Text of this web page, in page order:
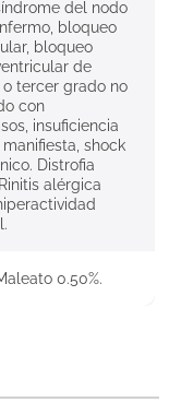
del nodo
bloqueo
bloqueo
de
tercer grado no
con
insuficiencia
shock
Distrofia
alérgica
0.50%.